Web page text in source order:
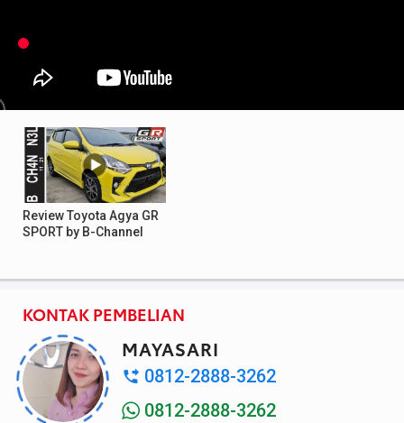
Review Toyota Agya GR
SPORT by B-Channel
KONTAK PEMBELIAN
MAYASARI
0812-2888-3262
0812-2888-3262